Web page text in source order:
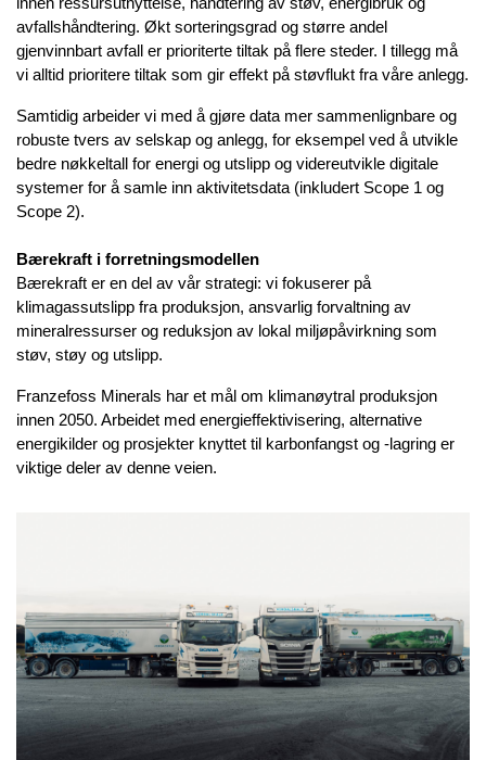
avfallshåndtering. Økt sorteringsgrad og større andel
gjenvinnbart avfall er prioriterte tiltak på flere steder. I tillegg må
vi alltid prioritere tiltak som gir effekt på støvflukt fra våre anlegg.
Samtidig arbeider vi med å gjøre data mer sammenlignbare og
robuste tvers av selskap og anlegg, for eksempel ved å utvikle
bedre nøkkeltall for energi og utslipp og videreutvikle digitale
systemer for å samle inn aktivitetsdata (inkludert Scope 1 og
Scope 2).
Bærekraft i forretningsmodellen
Bærekraft er en del av vår strategi: vi fokuserer på
klimagassutslipp fra produksjon, ansvarlig forvaltning av
mineralressurser og reduksjon av lokal miljøpåvirkning som
støv, støy og utslipp.
Franzefoss Minerals har et mål om klimanøytral produksjon
innen 2050. Arbeidet med energieffektivisering, alternative
energikilder og prosjekter knyttet til karbonfangst og -lagring er
viktige deler av denne veien.